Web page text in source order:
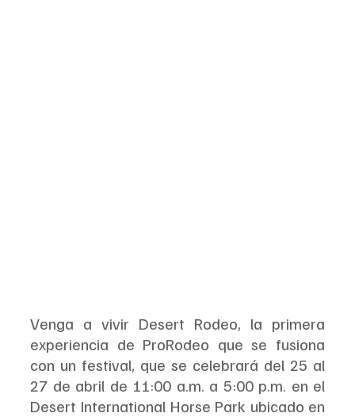
Venga a vivir Desert Rodeo, la primera
experiencia de ProRodeo que se fusiona
con un festival, que se celebrará del 25 al
27 de abril de 11:00 a.m. a 5:00 p.m. en el
Desert International Horse Park ubicado en